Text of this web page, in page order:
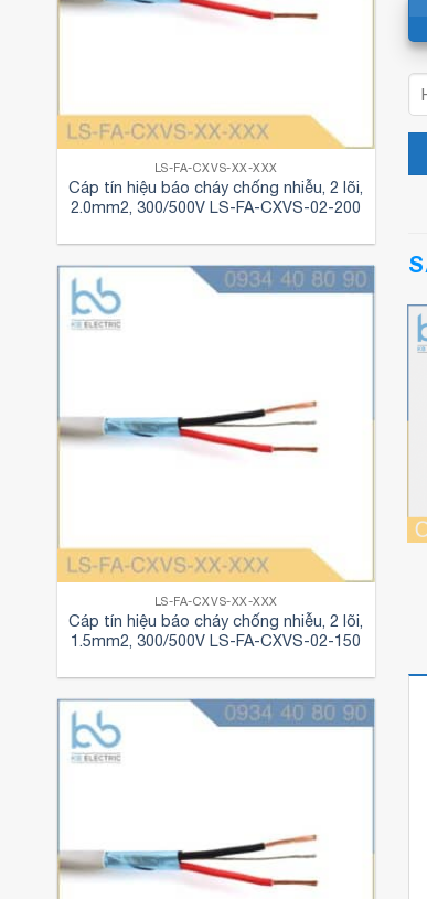
LS-FA-CXVS-XX-XXX
Cáp tín hiệu báo cháy chống nhiễu, 2 lõi,
2.0mm2, 300/500V LS-FA-CXVS-02-200
LS-FA-CXVS-XX-XXX
Cáp tín hiệu báo cháy chống nhiễu, 2 lõi,
1.5mm2, 300/500V LS-FA-CXVS-02-150
LS VINA
LS VINA
CÁP CHỐNG CHÁY LS VINA
Cáp chống cháy LS VINA
Cu/Fr-PVC 6 sqmm
19,210₫